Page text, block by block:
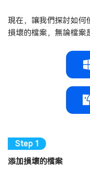
現在，讓我們探討如何
損壞的檔案，無論檔案
添加損壞的檔案